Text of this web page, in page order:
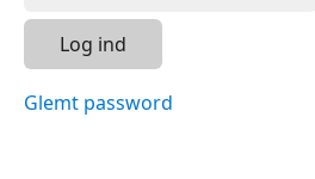
Log ind
Glemt password